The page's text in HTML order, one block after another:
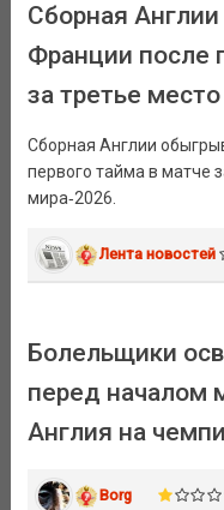
Сборная
Франции после
за третье
Сборная Англии
первого тайма в матче
мира‑2026.
Лента новостей
Болельщики
перед началом
Англия на
Borg